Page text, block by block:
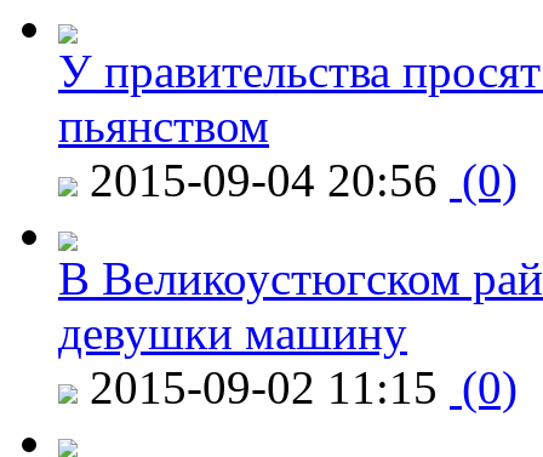
У правительства
пьянством
2015-09-04 20:56 (0)
В Великоустюгском
девушки машину
2015-09-02 11:15 (0)